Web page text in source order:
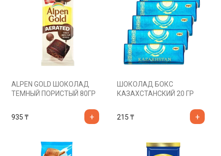
ALPEN GOLD ШОКОЛАД
ТЕМНЫЙ ПОРИСТЫЙ 80ГР
935 ₸
ШОКОЛАД БОКС
КАЗАХСТАНСКИЙ 20 ГР
215 ₸